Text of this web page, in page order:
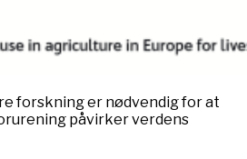
forskning er nødvendig for at
påvirker verdens